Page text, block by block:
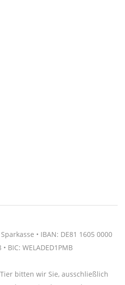
• IBAN: DE81 1605 0000
BIC: WELADED1PMB
bitten wir Sie, ausschließlich